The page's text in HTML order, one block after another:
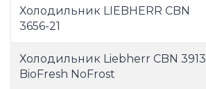
Холодильник LIEBHERR CBN
3656-21
Холодильник Liebherr CBN 3913
BioFresh NoFrost